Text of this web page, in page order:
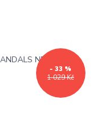
1 029 Kč
- 33 %